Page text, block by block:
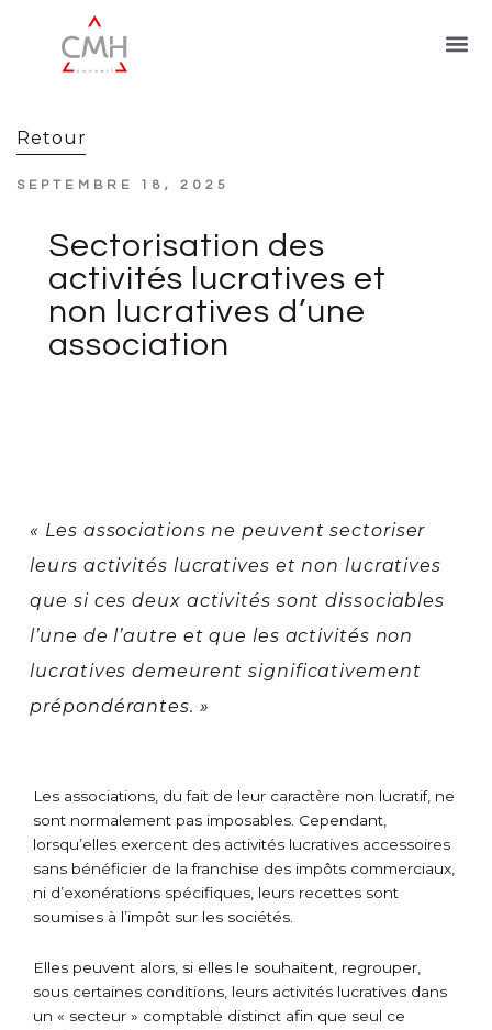
Retour
SEPTEMBRE 18, 2025
Sectorisation des
activités lucratives et
non lucratives d’une
association
« Les associations ne peuvent sectoriser
leurs activités lucratives et non lucratives
que si ces deux activités sont dissociables
l’une de l’autre et que les activités non
lucratives demeurent significativement
prépondérantes. »
Les associations, du fait de leur caractère non lucratif, ne
sont normalement pas imposables. Cependant,
lorsqu’elles exercent des activités lucratives accessoires
sans bénéficier de la franchise des impôts commerciaux,
ni d’exonérations spécifiques, leurs recettes sont
soumises à l’impôt sur les sociétés.
Elles peuvent alors, si elles le souhaitent, regrouper,
sous certaines conditions, leurs activités lucratives dans
un « secteur » comptable distinct afin que seul ce